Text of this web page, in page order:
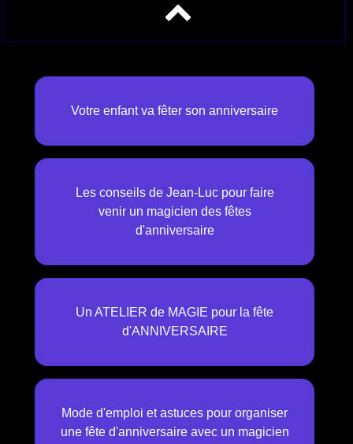
Votre enfant va fêter son anniversaire
Les conseils de Jean-Luc pour faire
venir un magicien des fêtes
d'anniversaire
Un ATELIER de MAGIE pour la fête
d'ANNIVERSAIRE
Mode d'emploi et astuces pour organiser
une fête d'anniversaire avec un magicien